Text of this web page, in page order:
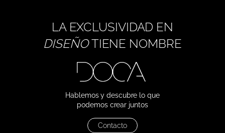
LA EXCLUSIVIDAD EN
DISEÑOTIENE NOMBRE
Hablemos y descubre lo que
podemos crear juntos
Contacto